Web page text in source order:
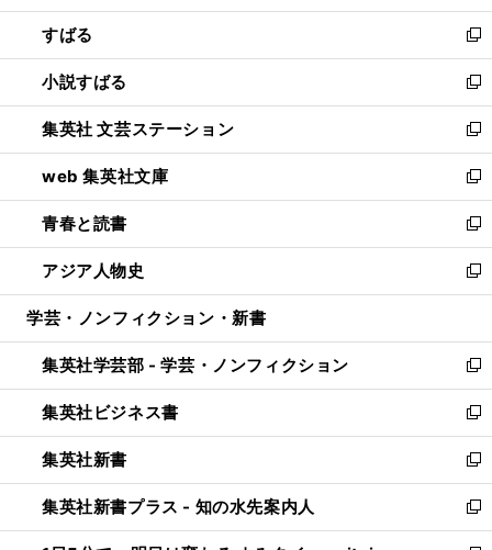
開
く
ウ
で
開
く
ン
ド
ウ
で
開
く
すばる
新
し
い
ウ
ィ
ン
ド
ウ
で
開
く
小説すばる
新
し
い
ウ
ィ
ン
ド
ウ
で
開
集英社 文芸ステーション
新
し
い
ウ
ィ
ン
ド
ウ
開
く
web 集英社文庫
新
し
い
ウ
ィ
ン
ウ
で
開
く
青春と読書
新
し
い
ウ
ン
ド
ウ
で
開
く
アジア人物史
新
し
ウ
ィ
ン
ド
ウ
で
開
く
学芸・ノンフィクション・新書
集英社学芸部 - 学芸・ノンフィクション
新
し
い
ウ
ィ
ン
ド
ウ
集英社ビジネス書
新
し
い
ウ
ィ
ン
集英社新書
新
し
い
ウ
集英社新書プラス - 知の水先案内人
新
し